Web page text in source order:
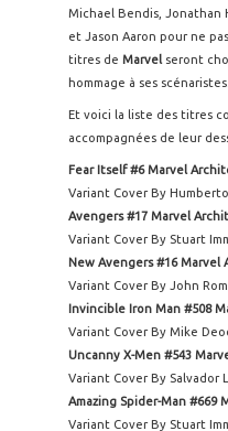
Michael Bendis, Jonathan
et Jason Aaron pour ne
titres de Marvel seront
hommage à ses scénaristes.
Et voici la liste des titres
accompagnées de leur
Fear Itself #6 Marvel
Variant Cover By
Avengers #17 Marvel
Variant Cover By Stuart
New Avengers #16 Marvel
Variant Cover By John
Invincible Iron Man #508
Variant Cover By Mike
Uncanny X-Men #543
Variant Cover By Salvador
Amazing Spider-Man #669
Variant Cover By Stuart